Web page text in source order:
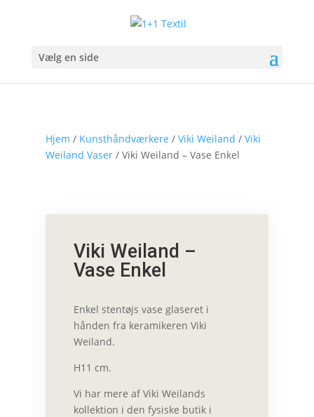
Vælg en side
Hjem / Kunsthåndværkere / Viki Weiland / Viki
Weiland Vaser/ Viki Weiland – Vase Enkel
Viki Weiland –
Vase Enkel
Enkel stentøjs vase glaseret i
hånden fra keramikeren Viki
Weiland.
H11 cm.
Vi har mere af Viki Weilands
kollektion i den fysiske butik i